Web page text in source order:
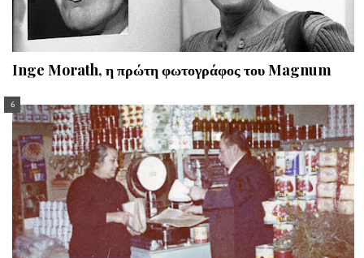
Inge Morath, η πρώτη φωτογράφος του Magnum